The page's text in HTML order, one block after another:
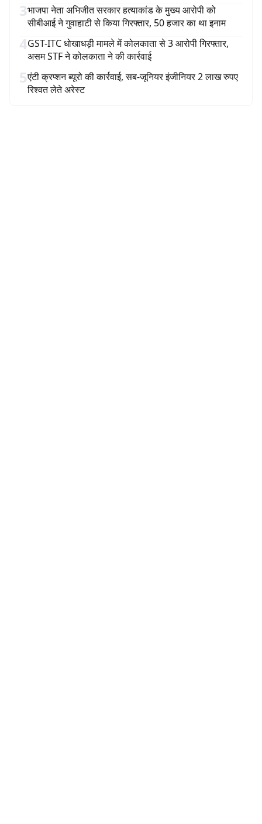
3भाजपा नेता अभिजीत सरकार हत्याकांड के मुख्य आरोपी को
सीबीआई ने गुवाहाटी से किया गिरफ्तार, 50 हजार का था इनाम
4GST-ITC धोखाधड़ी मामले में कोलकाता से 3 आरोपी गिरफ्तार,
असम STF ने कोलकाता ने की कार्रवाई
5एंटी क्रप्शन ब्यूरो की कार्रवाई, सब-जूनियर इंजीनियर 2 लाख रुपए
रिश्वत लेते अरेस्ट